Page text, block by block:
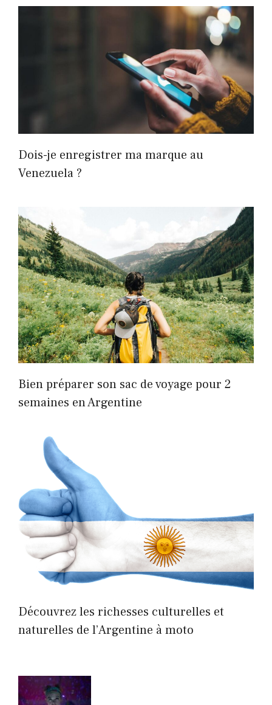
Dois-je enregistrer ma marque au
Venezuela ?
Bien préparer son sac de voyage pour 2
semaines en Argentine
Découvrez les richesses culturelles et
naturelles de l’Argentine à moto